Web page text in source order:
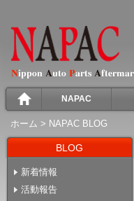
NAPAC
ホーム > NAPAC BLOG
BLOG
新着情報
活動報告